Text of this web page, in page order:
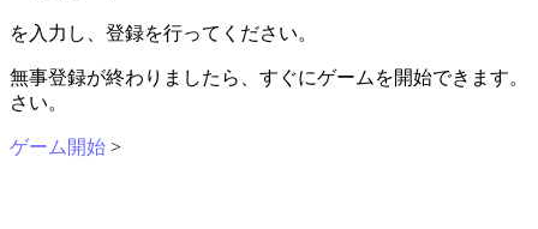
を入力し、登録を行ってください。
無事登録が終わりましたら、すぐにゲームを開始できます
さい。
ゲーム開始 >